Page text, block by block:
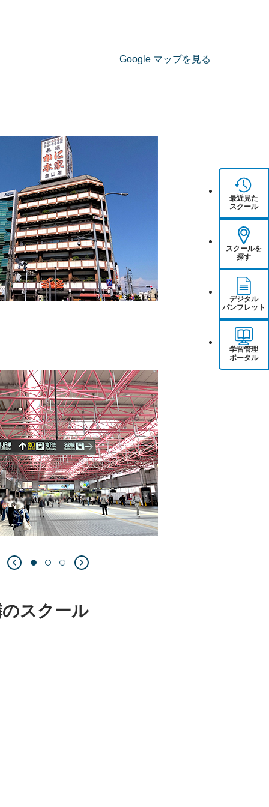
最近見た
スクール
スクールを
探す
デジタル
パンフレット
学習管理
ポータル
Google マップを見る
スクール